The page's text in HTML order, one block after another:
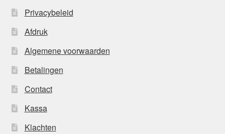
Privacybeleid
Afdruk
Algemene voorwaarden
Betalingen
Contact
Kassa
Klachten